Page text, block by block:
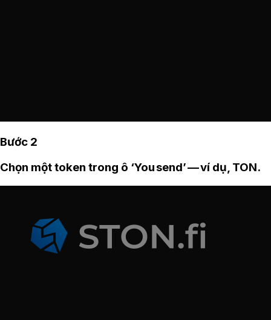
Bước 2
Chọn một token trong ô ‘You send’ — ví dụ, TON.